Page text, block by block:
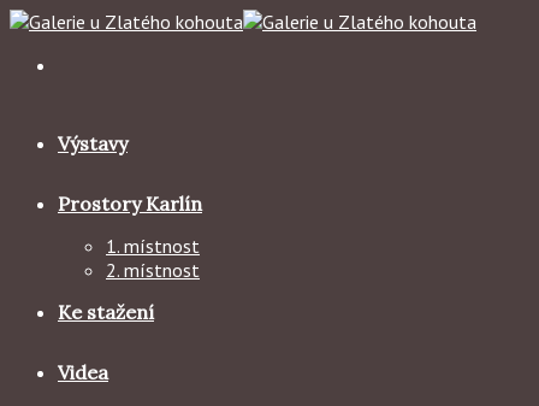
Skip
content
Výstavy
Prostory Karlín
1. místnost
2. místnost
Ke stažení
Videa